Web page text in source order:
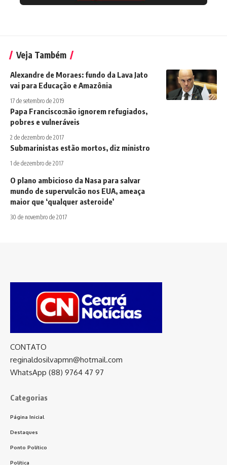
Veja Também
Alexandre de Moraes: fundo da Lava Jato
vai para Educação e Amazônia
17 de setembro de 2019
Papa Francisco:não ignorem refugiados,
pobres e vulneráveis
2 de dezembro de 2017
Submarinistas estão mortos, diz ministro
1 de dezembro de 2017
O plano ambicioso da Nasa para salvar
mundo de supervulcão nos EUA, ameaça
maior que ‘qualquer asteroide’
30 de novembro de 2017
CONTATO
reginaldosilvapmn@hotmail.com
WhatsApp (88) 9764 47 97
Categorias
Página Inicial
Destaques
Ponto Político
Política